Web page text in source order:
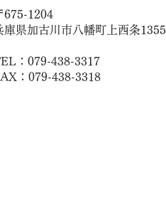
675-1204
庫県加古川市八幡町上西条1355
：079-438-3317
：079-438-3318